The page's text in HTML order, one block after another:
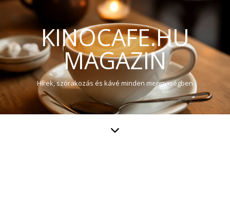
KINOCAFE.HU
MAGAZIN
Hírek, szórakozás és kávé minden mennyiségben